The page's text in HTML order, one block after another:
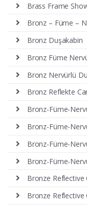
Brass Frame
Bronz – Füme –
Bronz Duşakabin
Bronz Füme
Bronz Nervürlü
Bronz Reflekte
Bronz-Füme-
Bronz-Füme-
Bronz-Füme-
Bronz-Füme-
Bronze Reflective
Bronze Reflective